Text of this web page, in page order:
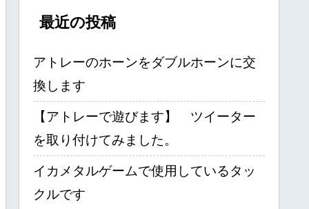
最近の投稿
アトレーのホーンをダブルホーンに交
換します
【アトレーで遊びます】 ツイーター
を取り付けてみました。
イカメタルゲームで使用しているタッ
クルです